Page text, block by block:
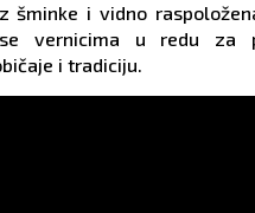
šminke i vidno
vernicima u redu za
i tradiciju.